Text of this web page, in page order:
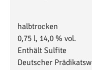
halbtrocken
0,75 l, 14,0 % vol.
Enthält Sulfite
Deutscher